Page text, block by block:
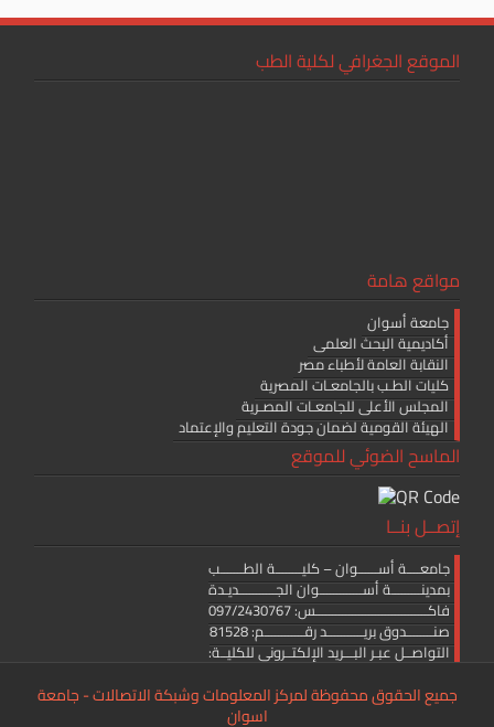
الموقع الجغرافي لكلية الطب
مواقع هامة
جامعة أسوان
أكاديمية البحث العلمى
النقابة العامة لأطباء مصر
كليات الطـب بالجامعـات المصرية
المجلس الأعلى للجامعـات المصـرية
الهيئة القومية لضمان جودة التعليم والإعتماد
الماسح الضوئي للموقع
إتصــل بنــا
جامعــــة أســــــوان – كليــــــــة الطـــــــب
بمدينـــــــــة أســـــــــــــوان الجـــــــــــديـدة
فاكــــــــــــــــــــــــــــــــــس: 097/2430767
صنــــــــدوق بريـــــــــــد رقــــــــــــم: 81528
التواصــل عبـر البـــريد الإلكتــرونى للكليــة:
جميع الحقوق محفوظة لمركز المعلومات وشبكة الاتصالات - جامعة
اسوان